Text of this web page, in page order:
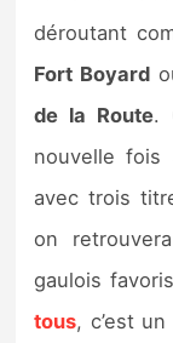
Previews
Bons plans
déroutant
Fort Boyard
de la Route.
nouvelle fois
avec trois
on
gaulois
tous, c’est